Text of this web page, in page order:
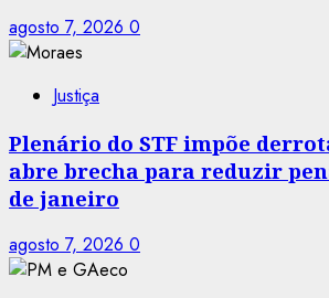
agosto 7, 2026 0
Justiça
Plenário do STF impõe
abre brecha para reduzir
de janeiro
agosto 7, 2026 0